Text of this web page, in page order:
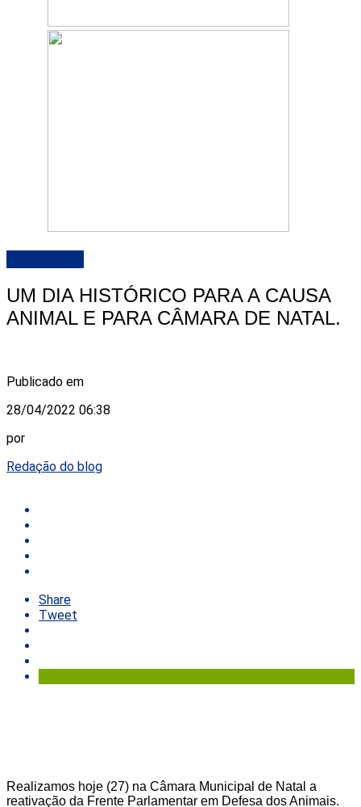
UM DIA HISTÓRICO PARA A CAUSA
ANIMAL E PARA CÂMARA DE NATAL.
Publicado em
28/04/2022 06:38
por
Redação do blog
Share
Tweet
Realizamos hoje (27) na Câmara Municipal de Natal a
reativação da Frente Parlamentar em Defesa dos Animais.